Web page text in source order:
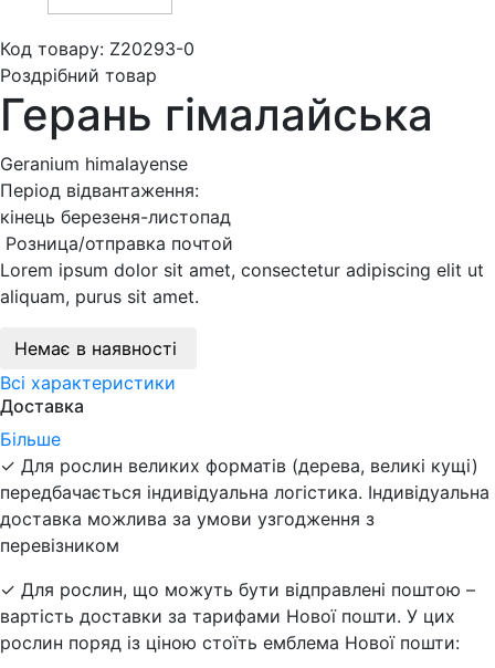
Код товару: Z20293-0
Роздрібний товар
Герань гімалайська
Geranium himalayense
Період відвантаження:
кінець березеня-листопад
Розница/отправка почтой
Lorem ipsum dolor sit amet, consectetur adipiscing elit ut
aliquam, purus sit amet.
Немає в наявності
Всі характеристики
Доставка
Більше
✓ Для рослин великих форматів (дерева, великі кущі)
передбачається індивідуальна логістика. Індивідуальна
доставка можлива за умови узгодження з
перевізником
✓ Для рослин, що можуть бути відправлені поштою –
вартість доставки за тарифами Нової пошти. У цих
рослин поряд із ціною стоїть емблема Нової пошти: